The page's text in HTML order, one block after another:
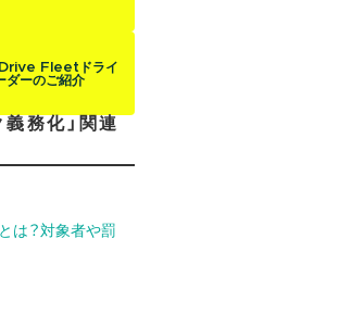
Fleetドライ
ダーのご紹介
務化」関連
は？対象者や罰